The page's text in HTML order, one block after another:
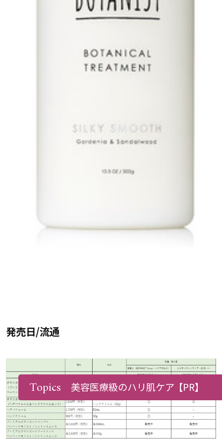
発売日/流通
Topics 美容医療級のハリ肌ケア【PR】